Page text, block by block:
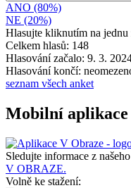
ANO (80%)
NE (20%)
Hlasujte kliknutím na jednu
Celkem hlasů: 148
Hlasování začalo: 9. 3.
Hlasování končí:
seznam všech anket
Mobilní aplikace
Sledujte informace z
V OBRAZE.
Volně ke stažení: